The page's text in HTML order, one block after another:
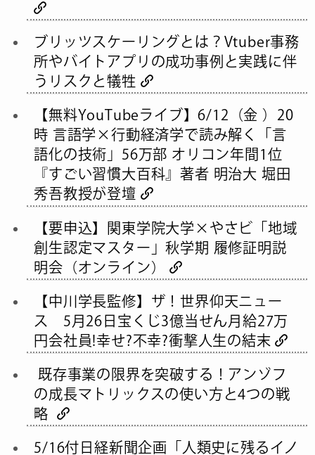
ブリッツスケーリングとは？Vtuber事務
所やバイトアプリの成功事例と実践に伴
うリスクと犠牲
【無料YouTubeライブ】6/12（金 ）20
時 言語学×行動経済学で読み解く「言
語化の技術」56万部 オリコン年間1位
『すごい習慣大百科』著者 明治大 堀田
秀吾教授が登壇
【要申込】関東学院大学×やさビ「地域
創生認定マスター」秋学期 履修証明説
明会（オンライン）
【中川学長監修】ザ！世界仰天ニュー
ス 5月26日宝くじ3億当せん月給27万
円会社員!幸せ?不幸?衝撃人生の結末
既存事業の限界を突破する！アンゾフ
の成長マトリックスの使い方と4つの戦
略
5/16付日経新聞企画「人類史に残るイノ